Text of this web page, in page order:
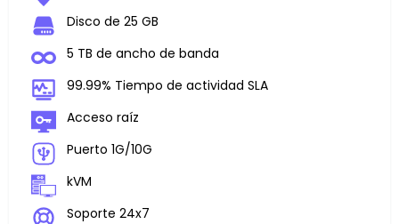
Disco de 25 GB
5 TB de ancho de banda
99.99% Tiempo de actividad SLA
Acceso raíz
Puerto 1G/10G
kVM
Soporte 24x7